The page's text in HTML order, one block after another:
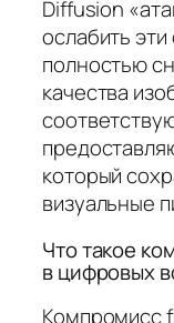
Diffusion
ослабить
полностью
качества
который
визуальные
Что такое
в цифровых
Компромисс